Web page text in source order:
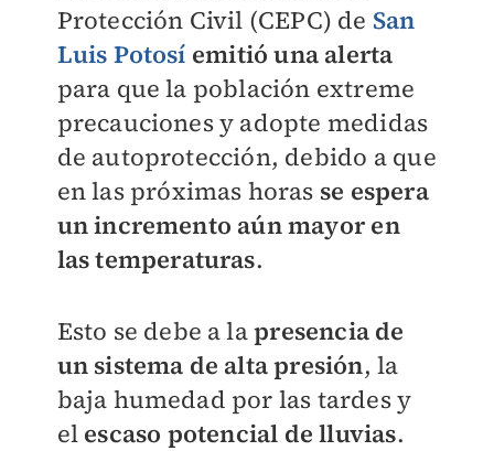
Protección Civil (CEPC) de San
Luis Potosí emitió una alerta
para que la población extreme
precauciones y adopte medidas
de autoprotección, debido a que
en las próximas horas se espera
un incremento aún mayor en
las temperaturas.
Esto se debe a lapresencia de
un sistema de alta presión, la
baja humedad por las tardes y
el escaso potencial de lluvias.